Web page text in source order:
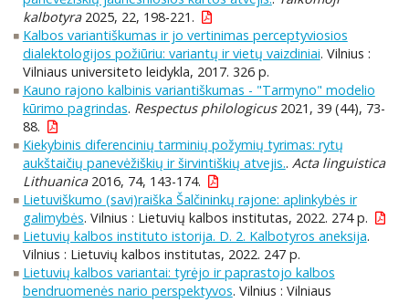
kalbotyra2025, 22, 198-221.
Kalbos variantiškumas ir jo vertinimas perceptyviosios
dialektologijos požiūriu: variantų ir vietų vaizdiniai. Vilnius :
Vilniaus universiteto leidykla, 2017. 326 p.
Kauno rajono kalbinis variantiškumas - "Tarmyno" modelio
kūrimo pagrindas. Respectus philologicus2021, 39 (44), 73-
88.
Kiekybinis diferencinių tarminių požymių tyrimas: rytų
aukštaičių panevėžiškių ir širvintiškių atvejis.. Acta linguistica
Lithuanica2016, 74, 143-174.
Lietuviškumo (savi)raiška Šalčininkų rajone: aplinkybės ir
galimybės. Vilnius : Lietuvių kalbos institutas, 2022. 274 p.
Lietuvių kalbos instituto istorija. D. 2. Kalbotyros aneksija.
Vilnius : Lietuvių kalbos institutas, 2022. 247 p.
Lietuvių kalbos variantai: tyrėjo ir paprastojo kalbos
bendruomenės nario perspektyvos. Vilnius : Vilniaus